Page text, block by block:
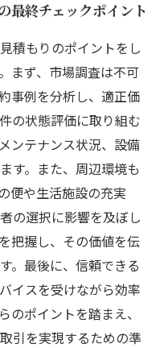
最終チェックポイント
積もりのポイントをし
まず、市場調査は不可
事例を分析し、適正価
の状態評価に取り組む
ンテナンス状況、設備
す。また、周辺環境も
便や生活施設の充実
の選択に影響を及ぼし
把握し、その価値を伝
。最後に、信頼できる
イスを受けながら効率
のポイントを踏まえ、
引を実現するための準